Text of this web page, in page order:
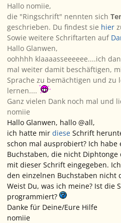
Hallo nomiie,
die "Ringschrift" nennten sich
geschrieben. Du findest sie hier
Sowie weitere Schriftarten auf
Hallo Glanwen,
oohhhh klaaaasseeeeee....ich
mal weiter damit beschäftigen,
Sprache zu bemächtigen und zu
lernen....
Ganz vielen Dank noch mal und
nomiie
Hallo Glanwen, hallo @all,
ich hatte mir diese Schrift
schon mal ausprobiert? Ich
Buchstaben, die nicht
mit dieser Schrift eingegeben.
den einzelnen Buchstaben nicht
Weist Du, was ich meine? Ist die
programmiert?
Danke für Deine/Eure Hilfe
nomiie